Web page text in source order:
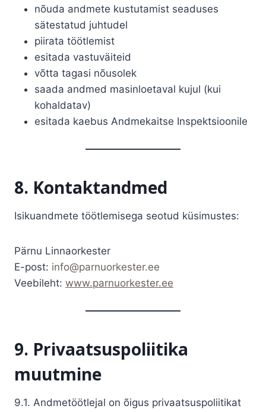
nõuda andmete kustutamist seaduses
sätestatud juhtudel
piirata töötlemist
esitada vastuväiteid
võtta tagasi nõusolek
saada andmed masinloetaval kujul (kui
kohaldatav)
esitada kaebus Andmekaitse Inspektsioonile
8. Kontaktandmed
Isikuandmete töötlemisega seotud küsimustes:
Pärnu Linnaorkester
E-post: info@parnuorkester.ee
Veebileht: www.parnuorkester.ee
9. Privaatsuspoliitika
muutmine
9.1. Andmetöötlejal on õigus privaatsuspoliitikat